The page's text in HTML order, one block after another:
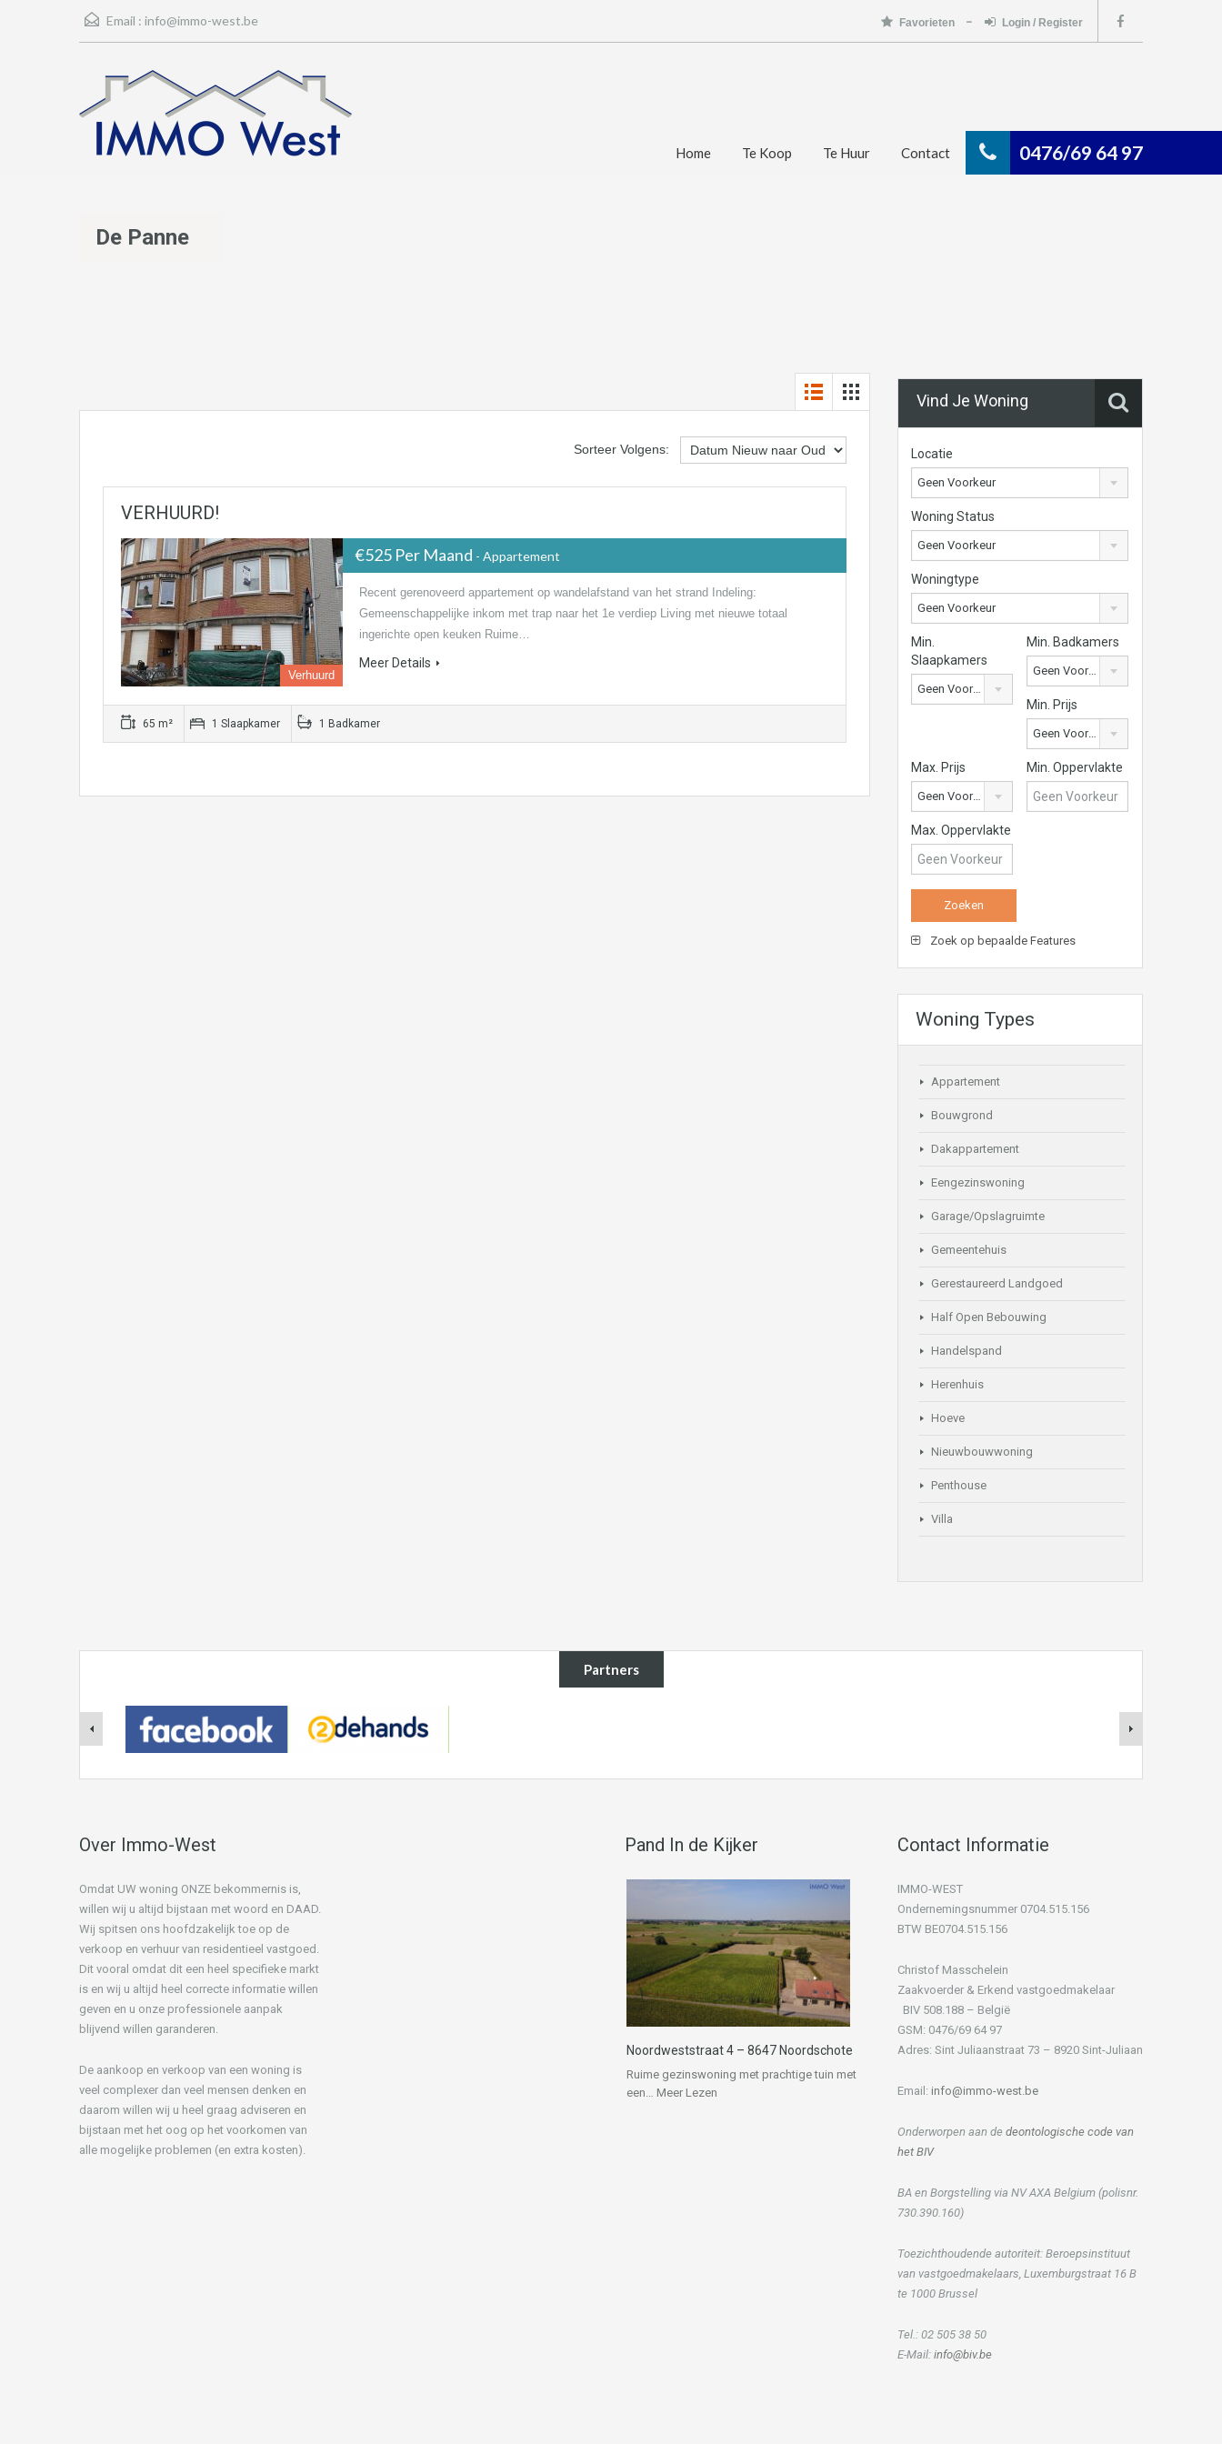
Email : info@immo-west.be Favorieten Login / Register
0476/69 64 97
Home Te Koop Te Huur Contact
De Panne
Sorteer Volgens:
VERHUURD!
Verhuurd
€525 Per Maand - Appartement
Recent gerenoveerd appartement op wandelafstand van het strand Indeling:
Gemeenschappelijke inkom met trap naar het 1e verdiep Living met nieuwe totaal
ingerichte open keuken Ruime…
Meer Details
65 m² 1 Slaapkamer 1 Badkamer
Vind Je Woning
Locatie
Geen Voorkeur
Woning Status
Geen Voorkeur
Woningtype
Geen Voorkeur
Min.
Slaapkamers
Geen Voorkeur
Min. Badkamers
Geen Voorkeur
Min. Prijs
Geen Voorkeur
Max. Prijs
Geen Voorkeur
Min. Oppervlakte
Max. Oppervlakte
Zoek op bepaalde Features
Woning Types
Appartement
Bouwgrond
Dakappartement
Eengezinswoning
Garage/Opslagruimte
Gemeentehuis
Gerestaureerd Landgoed
Half Open Bebouwing
Handelspand
Herenhuis
Hoeve
Nieuwbouwwoning
Penthouse
Villa
Partners
Over Immo-West
Omdat UW woning ONZE bekommernis is,
willen wij u altijd bijstaan met woord en DAAD.
Wij spitsen ons hoofdzakelijk toe op de
verkoop en verhuur van residentieel vastgoed.
Dit vooral omdat dit een heel specifieke markt
is en wij u altijd heel correcte informatie willen
geven en u onze professionele aanpak
blijvend willen garanderen.
De aankoop en verkoop van een woning is
veel complexer dan veel mensen denken en
daarom willen wij u heel graag adviseren en
bijstaan met het oog op het voorkomen van
alle mogelijke problemen (en extra kosten).
Pand In de Kijker
Noordweststraat 4 – 8647 Noordschote
Ruime gezinswoning met prachtige tuin met
een… Meer Lezen
Contact Informatie
IMMO-WEST
Ondernemingsnummer 0704.515.156
BTW BE0704.515.156
Christof Masschelein
Zaakvoerder & Erkend vastgoedmakelaar
BIV 508.188 – België
GSM: 0476/69 64 97
Adres: Sint Juliaanstraat 73 – 8920 Sint-Juliaan
Email: info@immo-west.be
Onderworpen aan de deontologische code van
het BIV
BA en Borgstelling via NV AXA Belgium (polisnr.
730.390.160)
Toezichthoudende autoriteit: Beroepsinstituut
van vastgoedmakelaars, Luxemburgstraat 16 B
te 1000 Brussel
Tel.: 02 505 38 50
E-Mail: info@biv.be